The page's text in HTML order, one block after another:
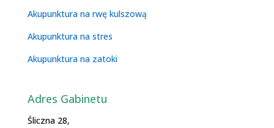
Akupunktura na rwę kulszową
Akupunktura na stres
Akupunktura na zatoki
Adres Gabinetu
Śliczna 28,